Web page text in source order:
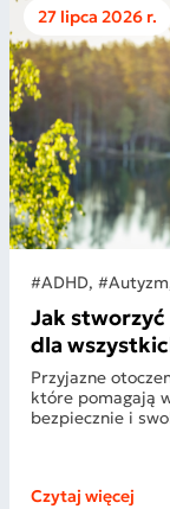
27 lipca 2026 r.
#ADHD,
Jak
dla
Przyjazne
które pomagają
bezpiecznie i
Czytaj więcej